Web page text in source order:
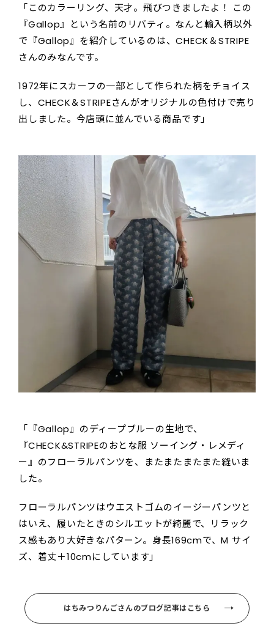
「このカラーリング、天才。飛びつきましたよ！ この
『Gallop』という名前のリバティ。なんと輸入柄以外
で『Gallop』を紹介しているのは、CHECK＆STRIPE
さんのみなんです。
1972年にスカーフの一部として作られた柄をチョイス
し、CHECK＆STRIPEさんがオリジナルの色付けで売り
出しました。今店頭に並んでいる商品です」
「『Gallop』のディープブルーの生地で、
『CHECK&STRIPEのおとな服 ソーイング・レメディ
ー』のフローラルパンツを、またまたまたまた縫いま
した。
フローラルパンツはウエストゴムのイージーパンツと
はいえ、履いたときのシルエットが綺麗で、リラック
ス感もあり大好きなパターン。身長169cmで、M サイ
ズ、着丈＋10cmにしています」
はちみつりんごさんのブログ記事はこちら